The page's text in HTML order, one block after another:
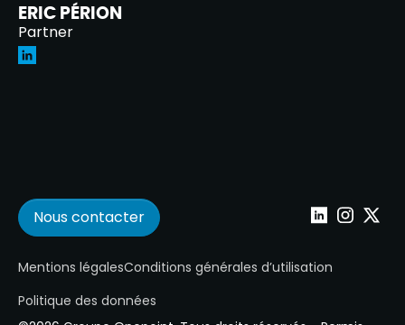
ERIC PÉRION
Partner
Nous contacter Wepoint sur
Wepoint
Mentions légalesConditions générales d’utilisation
Politique des données